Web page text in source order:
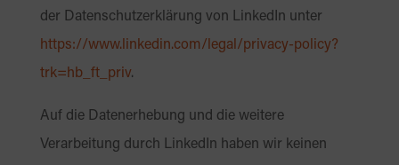
der Datenschutzerklärung von LinkedIn unter
https://www.linkedin.com/legal /privacy-policy?
trk=hb_ft_priv.
Auf die Datenerhebung und die weitere
Verarbeitung durch LinkedIn haben wir keinen